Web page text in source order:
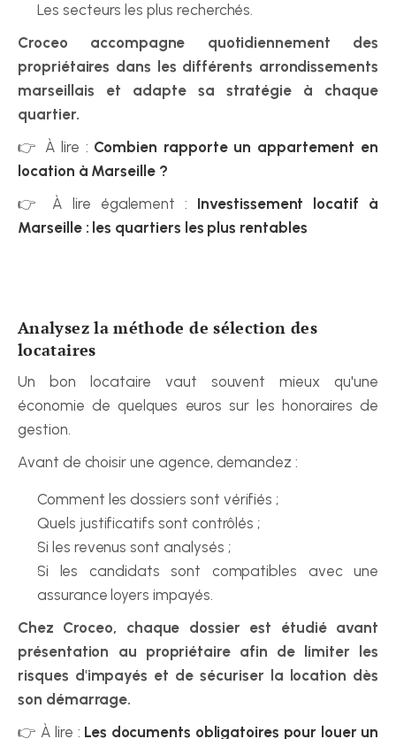
Les secteurs les plus recherchés.
Croceo accompagne quotidiennement des
propriétaires dans les différents arrondissements
marseillais et adapte sa stratégie à chaque
quartier.
👉 À lire : Combien rapporte un appartement en
location à Marseille ?
👉 À lire également : Investissement locatif à
Marseille : les quartiers les plus rentables
Analysez la méthode de sélection des
locataires
Un bon locataire vaut souvent mieux qu'une
économie de quelques euros sur les honoraires de
gestion.
Avant de choisir une agence, demandez :
Comment les dossiers sont vérifiés ;
Quels justificatifs sont contrôlés ;
Si les revenus sont analysés ;
Si les candidats sont compatibles avec une
assurance loyers impayés.
Chez Croceo, chaque dossier est étudié avant
présentation au propriétaire afin de limiter les
risques d'impayés et de sécuriser la location dès
son démarrage.
👉 À lire : Les documents obligatoires pour louer un